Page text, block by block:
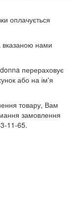
оплачується
вказаною нами
перераховує
або на ім'я
товару, Вам
замовлення
11-65.